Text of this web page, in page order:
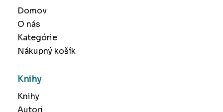
Domov
O nás
Kategórie
Nákupný košík
Knihy
Knihy
Autori